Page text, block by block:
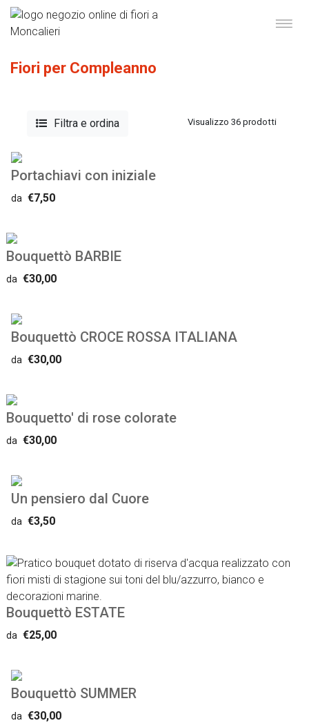
Fiori per Compleanno
Filtra e ordina Visualizzo 36 prodotti
Portachiavi con iniziale
da €7,50
Bouquettò BARBIE
da€30,00
Bouquettò CROCE ROSSA ITALIANA
da €30,00
Bouquetto' di rose colorate
da€30,00
Un pensiero dal Cuore
da €3,50
Bouquettò ESTATE
da€25,00
Bouquettò SUMMER
da €30,00